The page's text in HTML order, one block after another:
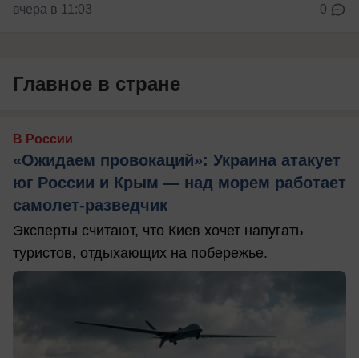
вчера в 11:03 0
Главное в стране
В России
«Ожидаем провокаций»: Украина атакует
юг России и Крым — над морем работает
самолет-разведчик
Эксперты считают, что Киев хочет напугать
туристов, отдыхающих на побережье.